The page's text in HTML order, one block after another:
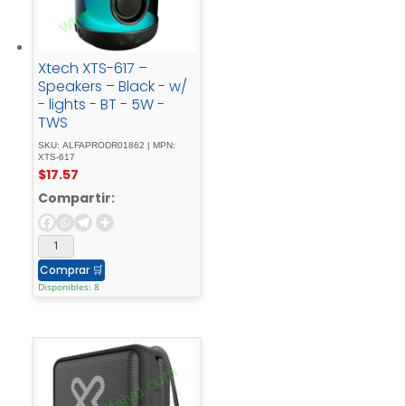
Xtech XTS-617 –
Speakers – Black - w/
- lights - BT - 5W -
TWS
SKU: ALFAPRODR01862 | MPN:
XTS-617
$17.57
Compartir:
Comprar 🛒
Disponibles: 8